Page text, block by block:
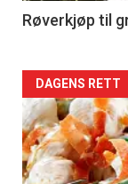
4
Røverkjøp til
Forsiden
akkurat
nå
DAGENS RETT